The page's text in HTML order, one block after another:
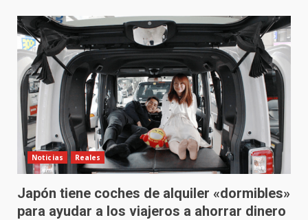
Noticias Reales
Japón tiene coches de alquiler «dormibles»
para ayudar a los viajeros a ahorrar dinero